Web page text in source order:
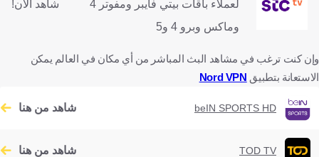
لعملاء باقات بيتي فايبر ومفوتر 4
وماكس وبرو 4 و5
شاهد الآن!
وإن كنت ترغب في مشاهد البث المباشر من أي مكان في العالم يمكن
الاستعانة بتطبيق Nord VPN
beIN SPORTS HD شاهد من هنا
TOD TV شاهد من هنا